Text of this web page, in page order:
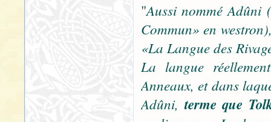
"Aussi nommé Adûni
Commun» en
«La Langue des
La langue
Anneaux, et dans
Adûni,terme que